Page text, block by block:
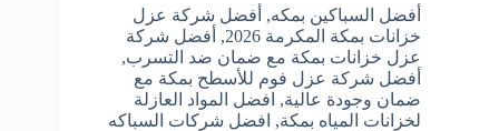
أفضل السباكين بمكه, أفضل شركة عزل
خزانات بمكة المكرمة 2026
, أفضل شركة
عزل خزانات بمكة مع ضمان ضد التسرب,
أفضل شركة عزل فوم للأسطح بمكة مع
ضمان وجودة عالية, افضل المواد العازلة
لخزانات المياه بمكة, افضل شركات السباكه